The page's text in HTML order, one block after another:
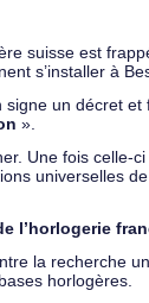
suisse est
s’installer à
signe un décret et
».
Une fois celle-
universelles
l’horlogerie
la recherche
horlogères.